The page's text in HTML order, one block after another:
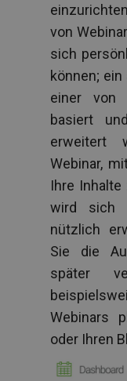
von
sich
können;
einer von
basiert
erweitert
Webinar,
Ihre
wird sich
nützlich
Sie die
später
Webinars
oder Ihren